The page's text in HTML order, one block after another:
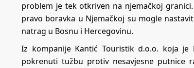
problem je tek otkriven na njemačkoj
pravo boravka u Njemačkoj su mogle
natrag u Bosnu i Hercegovinu.
Iz kompanije Kantić Touristik d.o.o. koja
pokrenuti tužbu protiv nesavjesne putnice